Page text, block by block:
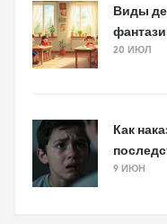
Виды
20 ИЮЛ
Как
9 ИЮН